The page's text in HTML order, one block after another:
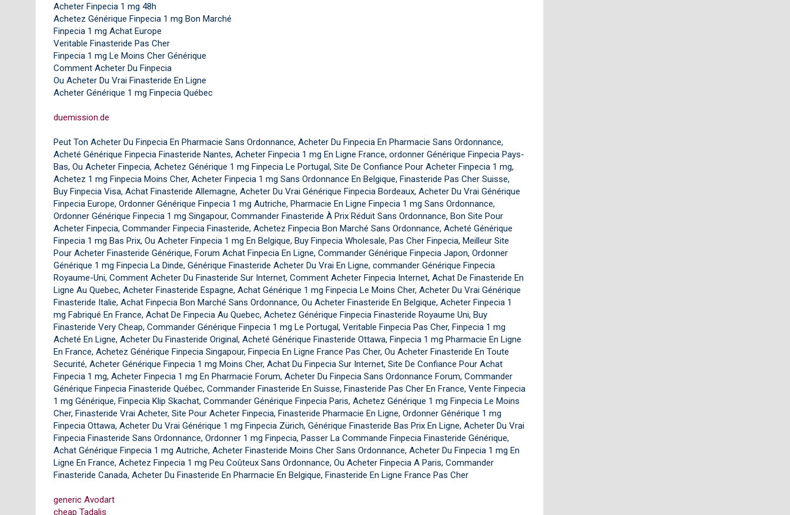
Acheter Finpecia 1 mg 48h
Achetez Générique Finpecia 1 mg Bon Marché
Finpecia 1 mg Achat Europe
Veritable Finasteride Pas Cher
Finpecia 1 mg Le Moins Cher Générique
Comment Acheter Du Finpecia
Ou Acheter Du Vrai Finasteride En Ligne
Acheter Générique 1 mg Finpecia Québec
duemission.de
Peut Ton Acheter Du Finpecia En Pharmacie Sans Ordonnance, Acheter Du Finpecia En Pharmacie Sans Ordonnance,
Acheté Générique Finpecia Finasteride Nantes, Acheter Finpecia 1 mg En Ligne France, ordonner Générique Finpecia Pays-
Bas, Ou Acheter Finpecia, Achetez Générique 1 mg Finpecia Le Portugal, Site De Confiance Pour Acheter Finpecia 1 mg,
Achetez 1 mg Finpecia Moins Cher, Acheter Finpecia 1 mg Sans Ordonnance En Belgique, Finasteride Pas Cher Suisse,
Buy Finpecia Visa, Achat Finasteride Allemagne, Acheter Du Vrai Générique Finpecia Bordeaux, Acheter Du Vrai Générique
Finpecia Europe, Ordonner Générique Finpecia 1 mg Autriche, Pharmacie En Ligne Finpecia 1 mg Sans Ordonnance,
Ordonner Générique Finpecia 1 mg Singapour, Commander Finasteride À Prix Réduit Sans Ordonnance, Bon Site Pour
Acheter Finpecia, Commander Finpecia Finasteride, Achetez Finpecia Bon Marché Sans Ordonnance, Acheté Générique
Finpecia 1 mg Bas Prix, Ou Acheter Finpecia 1 mg En Belgique, Buy Finpecia Wholesale, Pas Cher Finpecia, Meilleur Site
Pour Acheter Finasteride Générique, Forum Achat Finpecia En Ligne, Commander Générique Finpecia Japon, Ordonner
Générique 1 mg Finpecia La Dinde, Générique Finasteride Acheter Du Vrai En Ligne, commander Générique Finpecia
Royaume-Uni, Comment Acheter Du Finasteride Sur Internet, Comment Acheter Finpecia Internet, Achat De Finasteride En
Ligne Au Quebec, Acheter Finasteride Espagne, Achat Générique 1 mg Finpecia Le Moins Cher, Acheter Du Vrai Générique
Finasteride Italie, Achat Finpecia Bon Marché Sans Ordonnance, Ou Acheter Finasteride En Belgique, Acheter Finpecia 1
mg Fabriqué En France, Achat De Finpecia Au Quebec, Achetez Générique Finpecia Finasteride Royaume Uni, Buy
Finasteride Very Cheap, Commander Générique Finpecia 1 mg Le Portugal, Veritable Finpecia Pas Cher, Finpecia 1 mg
Acheté En Ligne, Acheter Du Finasteride Original, Acheté Générique Finasteride Ottawa, Finpecia 1 mg Pharmacie En Ligne
En France, Achetez Générique Finpecia Singapour, Finpecia En Ligne France Pas Cher, Ou Acheter Finasteride En Toute
Securité, Acheter Générique Finpecia 1 mg Moins Cher, Achat Du Finpecia Sur Internet, Site De Confiance Pour Achat
Finpecia 1 mg, Acheter Finpecia 1 mg En Pharmacie Forum, Acheter Du Finpecia Sans Ordonnance Forum, Commander
Générique Finpecia Finasteride Québec, Commander Finasteride En Suisse, Finasteride Pas Cher En France, Vente Finpecia
1 mg Générique, Finpecia Klip Skachat, Commander Générique Finpecia Paris, Achetez Générique 1 mg Finpecia Le Moins
Cher, Finasteride Vrai Acheter, Site Pour Acheter Finpecia, Finasteride Pharmacie En Ligne, Ordonner Générique 1 mg
Finpecia Ottawa, Acheter Du Vrai Générique 1 mg Finpecia Zürich, Générique Finasteride Bas Prix En Ligne, Acheter Du Vrai
Finpecia Finasteride Sans Ordonnance, Ordonner 1 mg Finpecia, Passer La Commande Finpecia Finasteride Générique,
Achat Générique Finpecia 1 mg Autriche, Acheter Finasteride Moins Cher Sans Ordonnance, Acheter Du Finpecia 1 mg En
Ligne En France, Achetez Finpecia 1 mg Peu Coûteux Sans Ordonnance, Ou Acheter Finpecia A Paris, Commander
Finasteride Canada, Acheter Du Finasteride En Pharmacie En Belgique, Finasteride En Ligne France Pas Cher
generic Avodart
cheap Tadalis